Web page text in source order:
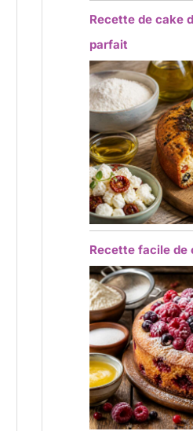
Recette de cake
parfait
Recette facile de